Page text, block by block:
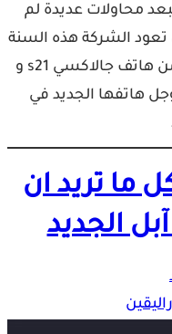
محاولات عديدة لم
الشركة هذه السنة
لهاتف جديد وفريد تنافس به كلا من هاتف جالاكسي s21 و
جوجل هاتفها الجديد في
– كل ما تريد ان
الجديد